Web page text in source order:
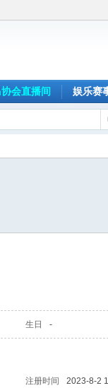
会直播间 娱乐赛
生日 -
注册时间
2023-8-2